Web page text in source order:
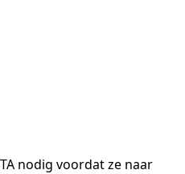
nodig voordat ze naar